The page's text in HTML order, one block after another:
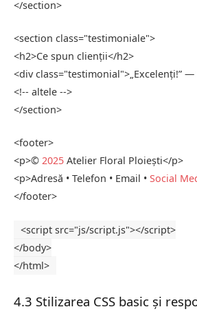
</section>
<section class="testimoniale">
<h2>Ce spun clienții</h2>
<div class="testimonial">„Excelenți!”
<!-- altele -->
</section>
<footer>
<p>© 2025 Atelier Floral Ploiești</p>
<p>Adresă • Telefon • Email • Social
</footer>
<script src="js/script.js"></script>
</body>
</html>
4.3 Stilizarea CSS basic și